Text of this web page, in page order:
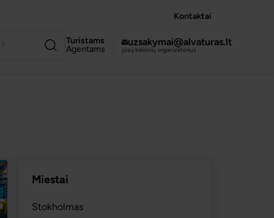
Kontaktai
Turistams
Agentams
uzsakymai@alvaturas.lt
jūsų kelionių organizatorius
Miestai
Stokholmas